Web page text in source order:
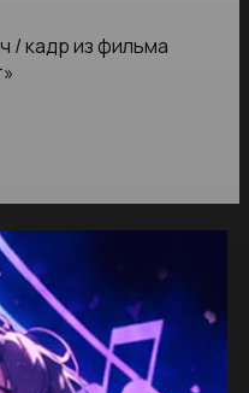
/ кадр из фильма